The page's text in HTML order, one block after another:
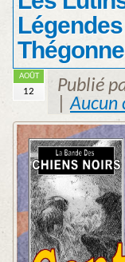
AOÛT
12
Publié
|Aucun